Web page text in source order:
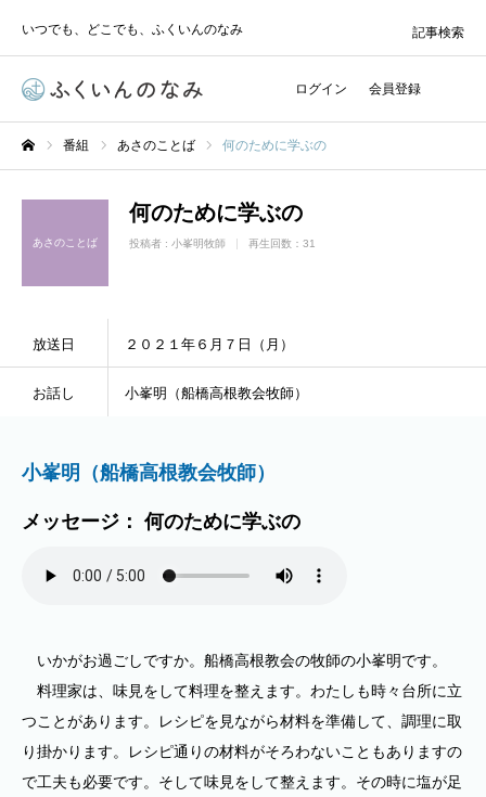
いつでも、どこでも、ふくいんのなみ
ログイン 会員登録
記事検索
番組 あさのことば 何のために学ぶの
あさのことば
何のために学ぶの
投稿者 : 小峯明牧師 再生回数：31
放送日 ２０２１年６月７日（月）
お話し 小峯明（船橋高根教会牧師）
小峯明（船橋高根教会牧師）
メッセージ： 何のために学ぶの
いかがお過ごしですか。船橋高根教会の牧師の小峯明です。
料理家は、味見をして料理を整えます。わたしも時々台所に立
つことがあります。レシピを見ながら材料を準備して、調理に取
り掛かります。レシピ通りの材料がそろわないこともありますの
で工夫も必要です。そして味見をして整えます。その時に塩が足